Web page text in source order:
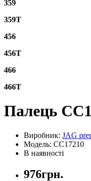
359
359T
456
456T
466
466T
Палець
Виробник: JAG
Модель: CC17210
В наявності
976грн.